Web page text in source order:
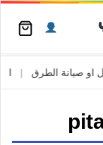
او صيانة الطرق